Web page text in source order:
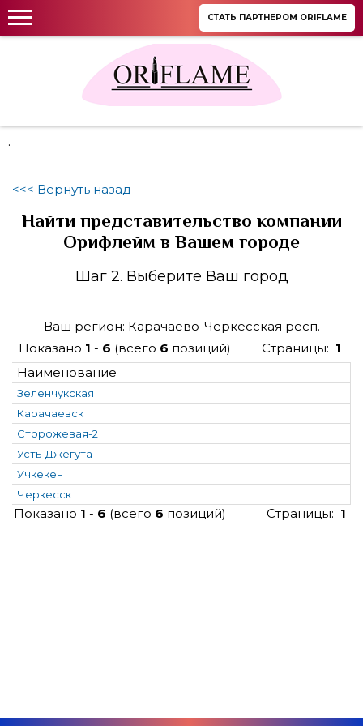
СТАТЬ ПАРТНЕРОМ ORIFLAME
.
<<< Вернуть назад
Найти представительство компании
Орифлейм в Вашем городе
Шаг 2. Выберите Ваш город
Ваш регион: Карачаево-Черкесская респ.
Показано 1 - 6 (всего 6 позиций) Страницы: 1
Наименование
Зеленчукская
Карачаевск
Сторожевая-2
Усть-Джегута
Учкекен
Черкесск
Показано 1 - 6 (всего 6 позиций) Страницы: 1